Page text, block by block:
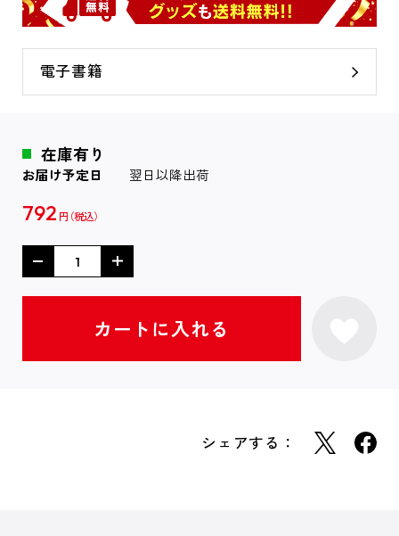
電子書籍
在庫有り
お届け予定日 翌日以降出荷
792 円
シェアする：